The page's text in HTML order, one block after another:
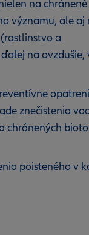
na chránené
významu, ale aj
a
na ovzdušie,
znečistenia
chránených
poisteného v